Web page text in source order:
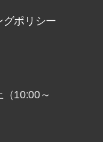
グポリシー
10:00～